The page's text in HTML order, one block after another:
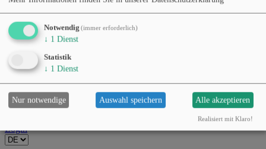
Login
Notwendig(immer erforderlich)
↓ 1 Dienst
Statistik
↓ 1 Dienst
Nur notwendige Auswahl speichern Alle akzeptieren
Realisiert mit Klaro!